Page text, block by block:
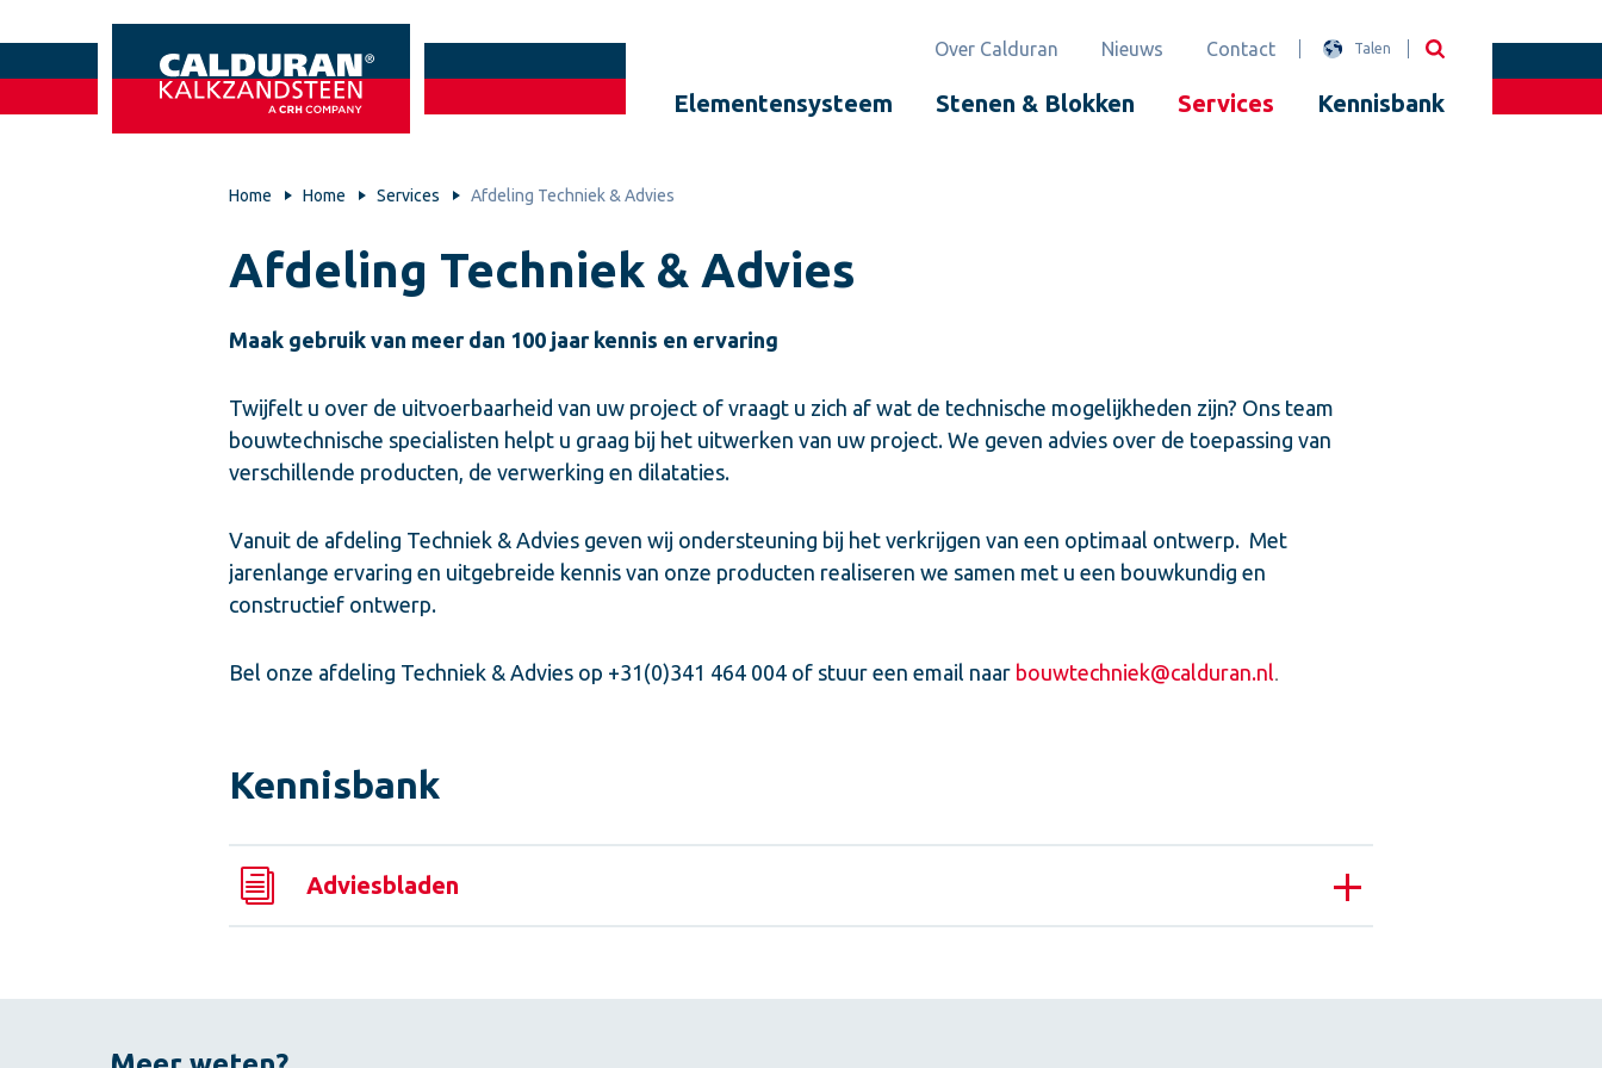
Over Calduran Nieuws Contact Talen
Elementensysteem Stenen & Blokken Services Kennisbank
Home Home Services Afdeling Techniek & Advies
Afdeling Techniek & Advies
Maak gebruik van meer dan 100 jaar kennis en ervaring
Twijfelt u over de uitvoerbaarheid van uw project of vraagt u zich af wat de technische mogelijkheden zijn? Ons team
bouwtechnische specialisten helpt u graag bij het uitwerken van uw project. We geven advies over de toepassing van
verschillende producten, de verwerking en dilataties.
Vanuit de afdeling Techniek & Advies geven wij ondersteuning bij het verkrijgen van een optimaal ontwerp. Met
jarenlange ervaring en uitgebreide kennis van onze producten realiseren we samen met u een bouwkundig en
constructief ontwerp.
Bel onze afdeling Techniek & Advies op +31(0)341 464 004 of stuur een email naar bouwtechniek@calduran.nl.
Kennisbank
Adviesbladen